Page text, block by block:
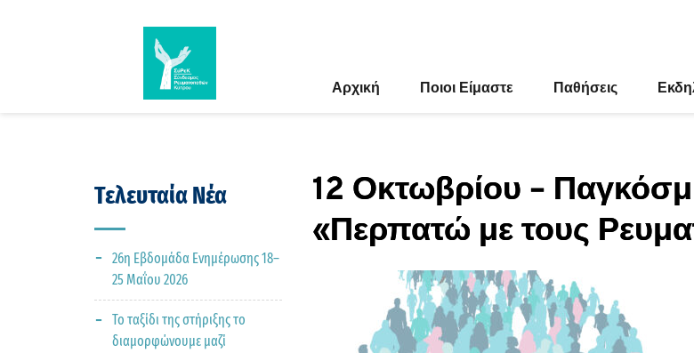
Αρχική Ποιοι Είμαστε Παθήσεις
Τελευταία Νέα
26η Εβδομάδα Ενημέρωσης 18–
25 Μαΐου 2026
Το ταξίδι της στήριξης το
διαμορφώνουμε μαζί
12 Οκτωβρίου –
«Περπατώ με τους